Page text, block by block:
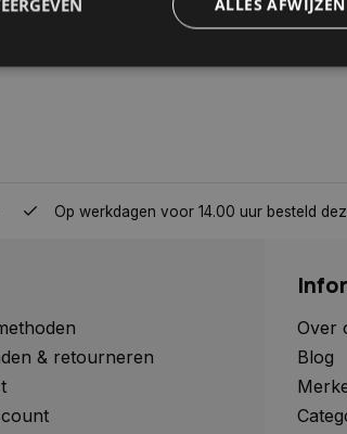
Op werkdagen voor 14.00 uur besteld
& retourneren
Over
Blog
ALLES AFWIJZEN
Dit
te
geen